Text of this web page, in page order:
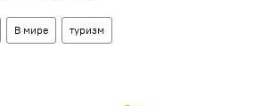
В мире туризм